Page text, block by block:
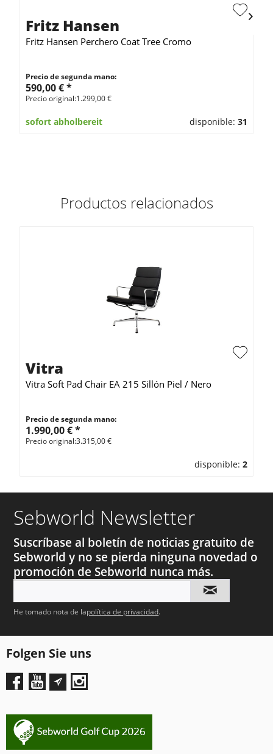
Fritz Hansen
Fritz Hansen Perchero Coat Tree Cromo
Precio de segunda mano:
590,00 € *
Precio original:1.299,00 €
sofort abholbereit disponible: 31
Productos relacionados
Vitra
Vitra Soft Pad Chair EA 215 Sillón Piel / Nero
Precio de segunda mano:
1.990,00 € *
Precio original:3.315,00 €
disponible: 2
Sebworld Newsletter
Suscríbase al boletín de noticias gratuito de
Sebworld y no se pierda ninguna novedad o
promoción de Sebworld nunca más.
He tomado nota de lapolítica de privacidad.
Folgen Sie uns